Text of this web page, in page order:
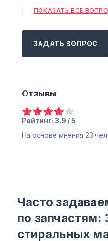
ПОКАЗАТЬ ВСЕ
ЗАДАТЬ ВОПРОС
Отзывы
Рейтинг: 3.9 / 5
На основе мнения 23
Часто
по запчастям:
стиральных